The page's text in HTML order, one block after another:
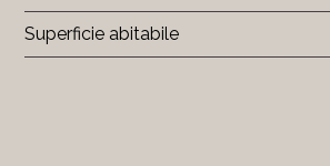
Superficie abitabile